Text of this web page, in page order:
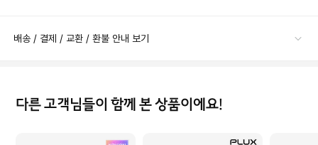
배송 / 결제 / 교환 / 환불 안내 보기
다른 고객님들이 함께 본 상품이에요!